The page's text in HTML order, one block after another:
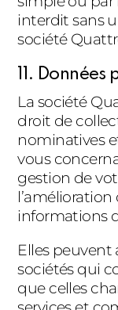
interdit sans
société
11.
La société
droit de
nominatives
vous
gestion de
l’amélioration
informations
Elles peuvent
sociétés qui
que celles